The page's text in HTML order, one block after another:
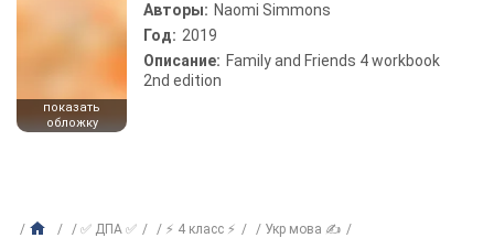
показать
обложку
Авторы: Naomi Simmons
Год: 2019
Описание: Family and Friends 4 workbook
2nd edition
✅ ДПА ✅ ⚡ 4 класс ⚡
Укр мова ✍